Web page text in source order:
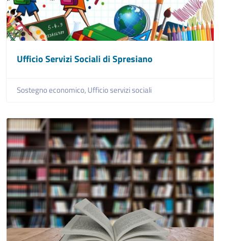
Ufficio Servizi Sociali di Spresiano
Sostegno economico,Ufficio servizi sociali